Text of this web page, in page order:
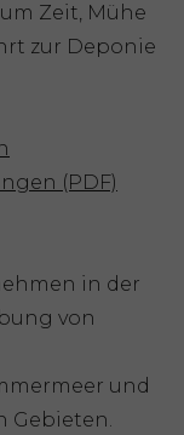
Zeit, Mühe
zur Deponie
(PDF)
in der
von
und
Gebieten.